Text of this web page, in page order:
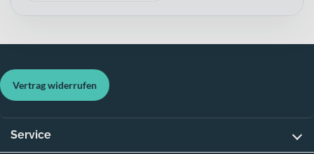
Vertrag widerrufen
Service